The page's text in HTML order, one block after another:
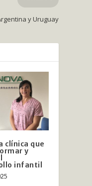
y Uruguay
clínica que
y
infantil